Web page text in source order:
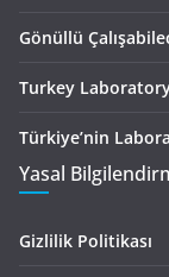
Gönüllü
Turkey
Türkiye’nin
Yasal
Gizlilik Politikası